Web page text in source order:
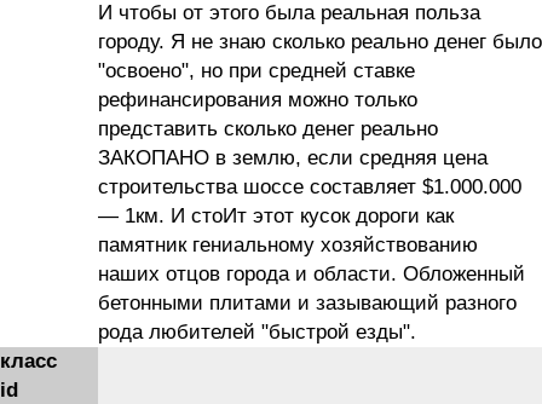
И чтобы от этого была реальная польза
городу. Я не знаю сколько реально денег было
"освоено", но при средней ставке
рефинансирования можно только
представить сколько денег реально
ЗАКОПАНО в землю, если средняя цена
строительства шоссе составляет $1.000.000
— 1км. И стоИт этот кусок дороги как
памятник гениальному хозяйствованию
наших отцов города и области. Обложенный
бетонными плитами и зазывающий разного
рода любителей "быстрой езды".
класс
id